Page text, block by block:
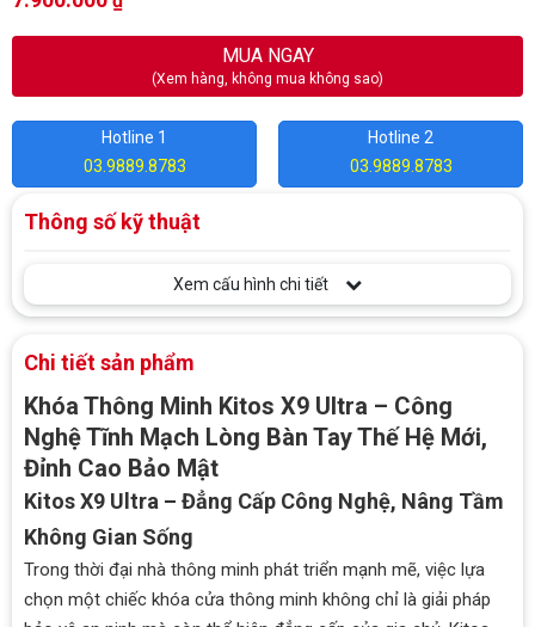
MUA NGAY
(Xem hàng, không mua không sao)
Hotline 1
03.9889.8783
Hotline 2
03.9889.8783
Thông số kỹ thuật
Xem cấu hình chi tiết
Chi tiết sản phẩm
Khóa Thông Minh Kitos X9 Ultra – Công
Nghệ Tĩnh Mạch Lòng Bàn Tay Thế Hệ Mới,
Đỉnh Cao Bảo Mật
Kitos X9 Ultra – Đẳng Cấp Công Nghệ, Nâng Tầm
Không Gian Sống
Trong thời đại nhà thông minh phát triển mạnh mẽ, việc lựa
chọn một chiếc khóa cửa thông minh không chỉ là giải pháp